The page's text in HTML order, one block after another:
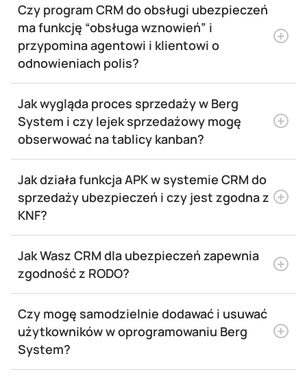
Czy program CRM do obsługi ubezpieczeń
ma funkcję “obsługa wznowień” i
przypomina agentowi i klientowi o
odnowieniach polis?
Jak wygląda proces sprzedaży w Berg
System i czy lejek sprzedażowy mogę
obserwować na tablicy kanban?
Jak działa funkcja APK w systemie CRM do
sprzedaży ubezpieczeń i czy jest zgodna z
KNF?
Jak Wasz CRM dla ubezpieczeń zapewnia
zgodność z RODO?
Czy mogę samodzielnie dodawać i usuwać
użytkowników w oprogramowaniu Berg
System?